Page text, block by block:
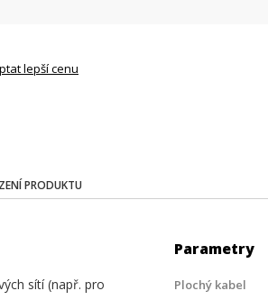
lepší cenu
PRODUKTU
sítí (např. pro
Parametry
Plochý kabel